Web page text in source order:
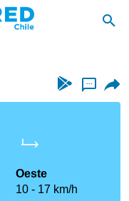
...
Oeste
10
17 km/h